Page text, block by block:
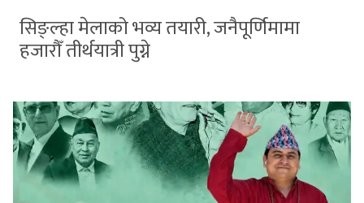
सिङ्ल्हा मेलाको भव्य तयारी, जनैपूर्णिमामा
हजारौँ तीर्थयात्री पुग्ने